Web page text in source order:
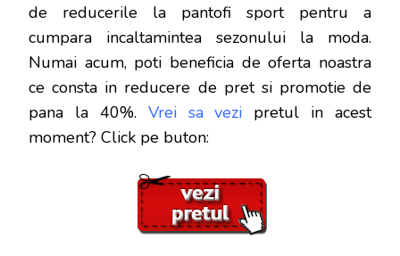
de reducerile la pantofi sport pentru a
cumpara incaltamintea sezonului la moda.
Numai acum, poti beneficia de oferta noastra
ce consta in reducere de pret si promotie de
pana la 40%. Vrei sa vezi pretul in acest
moment? Click pe buton: